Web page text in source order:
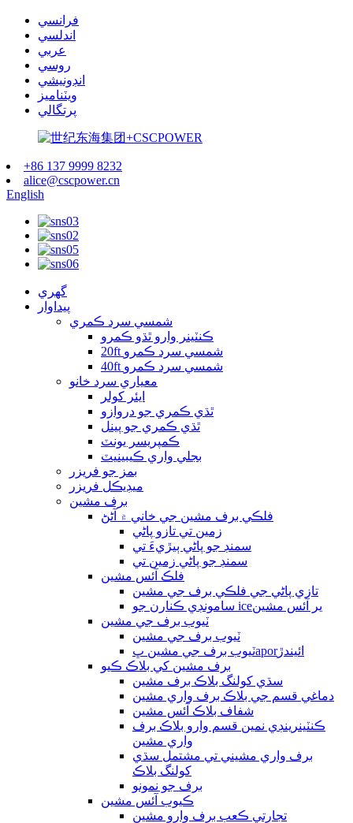
فرانسي
اندلسي
عربي
روسي
انڊونيشي
ويٽناميز
پرتگالي
+86 137 9999 8232
alice@cscpower.cn
English
گهري
پيداوار
شمسي سرد ​​ڪمري
ڪنٽينر وارو ٿڌو ڪمرو
20ft شمسي سرد ​​ڪمرو
40ft شمسي سرد ​​ڪمرو
معياري سرد ​​خانو
ايئر کولر
ٿڌي ڪمري جو دروازو
ٿڌي ڪمري جو پينل
ڪمپريسر يونٽ
بجلي واري ڪيبينيٽ
بمز جو فريزر
ميڊيڪل فريزر
برف مشين
فلڪي برف مشين جي خاني ۾ آڻڻ
زمين تي تازو پاڻي
سمنڊ جو پاڻي ٻيڙيءَ تي
سمنڊ جو پاڻي زمين تي
فلڪ آئس مشين
تازي پاڻي جي فلڪي برف جي مشين
سامونڊي ڪنارن جو iceير آئس مشين
ٽيوب برف جي مشين
ٽيوب برف جي مشين
ٽيوب برف جي مشين ڀaporائيندڙ
برف مشين کي بلاڪ ڪيو
سڌي کولنگ بلاڪ برف مشين
دماغي قسم جي بلاڪ برف واري مشين
شفاف بلاڪ آئس مشين
ڪنٽينرينڊي نمين قسم وارو بلاڪ برف
واري مشين
برف واري مشيني تي مشتمل سڌي
کولنگ بلاڪ
برف جو نمونو
ڪيوب آئس مشين
تجارتي ڪعب برف وارو مشين